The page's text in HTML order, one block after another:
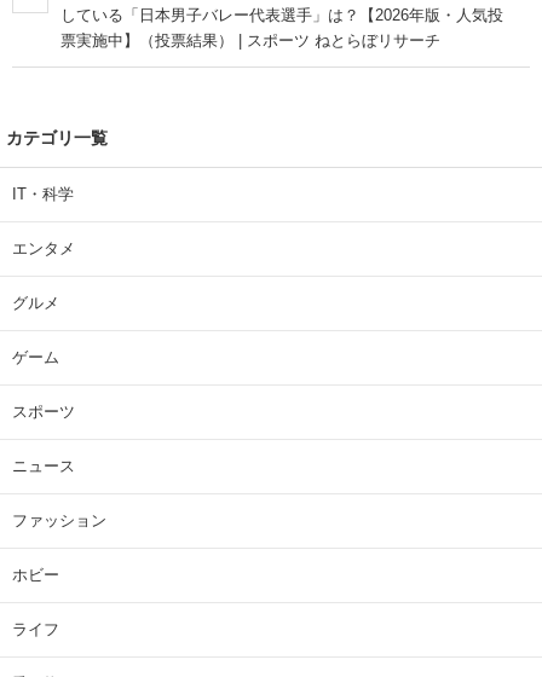
している「日本男子バレー代表選手」は？【2026年版・人気投
票実施中】（投票結果） | スポーツ ねとらぼリサーチ
カテゴリ一覧
IT・科学
エンタメ
グルメ
ゲーム
スポーツ
ニュース
ファッション
ホビー
ライフ